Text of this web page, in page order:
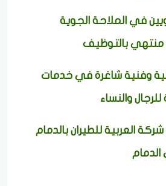
في الملاحة الجوية
منتهي بالتوظيف
وفنية شاغرة في خدمات
والنساء
العربية للطيران بالدمام
الدمام